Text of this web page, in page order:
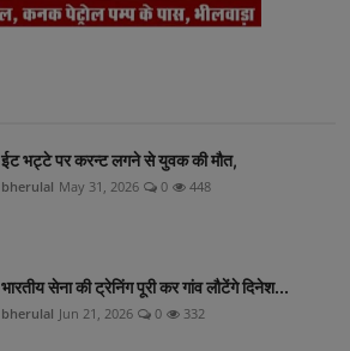
ईट भट्टे पर करन्ट लगने से युवक की मौत,
bherulal May 31, 2026 0 448
भारतीय सेना की ट्रेनिंग पूरी कर गांव लौटेंगे दिनेश...
bherulal Jun 21, 2026 0 332